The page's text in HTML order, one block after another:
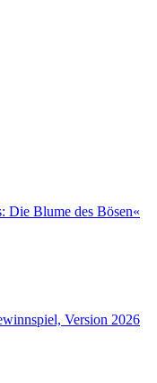
Die Blume des Bösen«
Version 2026